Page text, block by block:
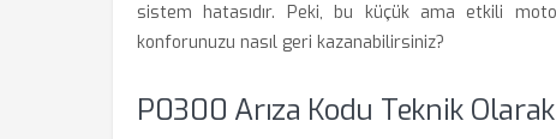
sistem hatasıdır. Peki, bu küçük ama etkili
konforunuzu nasıl geri kazanabilirsiniz?
P0300 Arıza Kodu Teknik